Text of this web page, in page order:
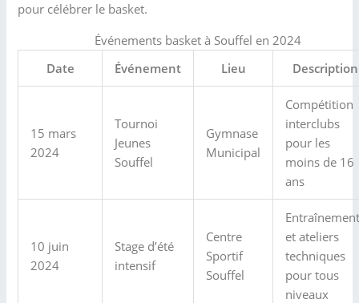
pour célébrer le basket.
Événements basket à Souffel en 2024
Date
Événement Lieu Description
15 mars
2024
Tournoi
Jeunes
Souffel
Gymnase
Municipal
Compétition
interclubs
pour les
moins de 16
ans
10 juin
2024
Stage d’été
intensif
Centre
Sportif
Souffel
et ateliers
techniques
pour tous
niveaux